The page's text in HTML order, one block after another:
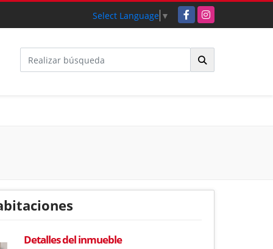
Select Language ▼ FacebookInstagram
Detalles del inmueble